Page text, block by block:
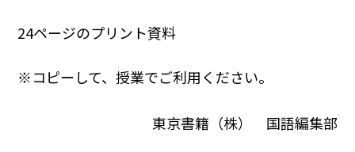
24ページのプリント資料
※コピーして、授業でご利用ください。
東京書籍（株） 国語編集部